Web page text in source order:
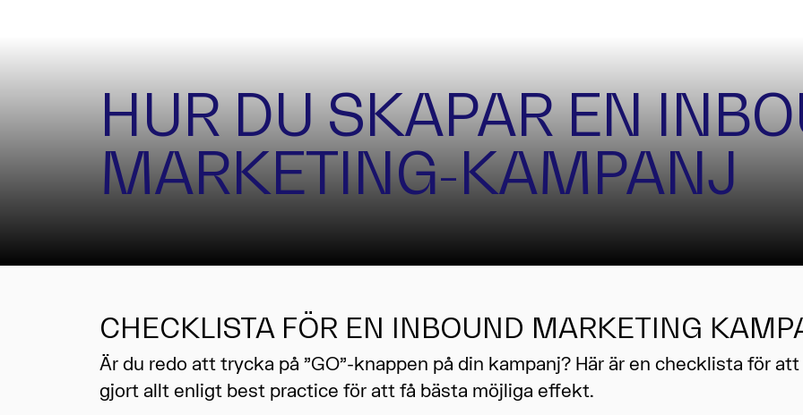
HUR DU SKAPAR EN
MARKETING-KAMPANJ
CHECKLISTA FÖR EN INBOUND MARKETING
Är du redo att trycka på ”GO”-knappen på din kampanj? Här är en checklista för
gjort allt enligt best practice för att få bästa möjliga effekt.